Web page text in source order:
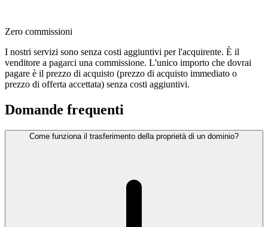
Zero commissioni
I nostri servizi sono senza costi aggiuntivi per l'acquirente. È il
venditore a pagarci una commissione. L'unico importo che dovrai
pagare è il prezzo di acquisto (prezzo di acquisto immediato o
prezzo di offerta accettata) senza costi aggiuntivi.
Domande frequenti
Come funziona il trasferimento della proprietà di un dominio?